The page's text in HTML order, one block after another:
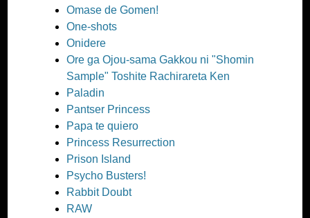
Omase de Gomen!
One-shots
Onidere
Ore ga Ojou-sama Gakkou ni "Shomin
Sample" Toshite Rachirareta Ken
Paladin
Pantser Princess
Papa te quiero
Princess Resurrection
Prison Island
Psycho Busters!
Rabbit Doubt
RAW